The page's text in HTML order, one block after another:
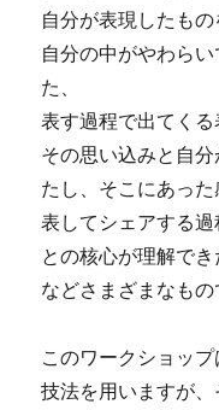
自分が表現したもの
自分の中がやわら
た、
表す過程で出てくる
その思い込みと自
たし、そこにあった
表してシェアする
との核心が理解でき
などさまざまなもの
このワークショッ
技法を用いますが